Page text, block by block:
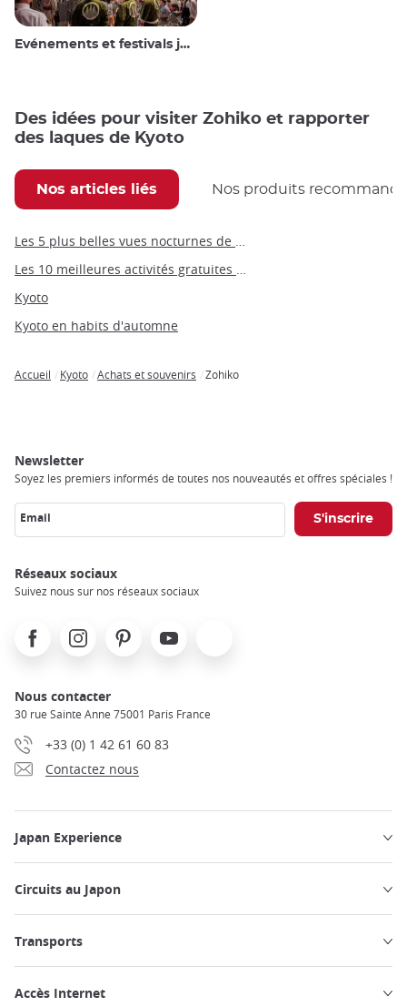
Evénements et festivals japonais
Des idées pour visiter Zohiko et rapporter
des laques de Kyoto
Nos articles liés Nos produits
Les 5 plus belles vues nocturnes de Kyoto
Les 10 meilleures activités gratuites à faire à Kyoto
Kyoto
Kyoto en habits d'automne
Accueil Kyoto Achats et souvenirs Zohiko
Newsletter
Soyez les premiers informés de toutes nos nouveautés et offres spéciales !
Email
Réseaux sociaux
Suivez nous sur nos réseaux sociaux
FacebookInstagramPinterest Youtube
Nous contacter
30 rue Sainte Anne 75001 Paris France
+33 (0) 1 42 61 60 83
Contactez nous
Japan Experience
Circuits au Japon
Transports
Accès Internet